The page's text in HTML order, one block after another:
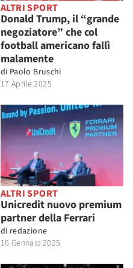
ALTRI SPORT
Donald Trump, il “grande
negoziatore” che col
football americano fallì
malamente
di Paolo Bruschi
17 Aprile 2025
ALTRI SPORT
Unicredit nuovo premium
partner della Ferrari
di redazione
16 Gennaio 2025